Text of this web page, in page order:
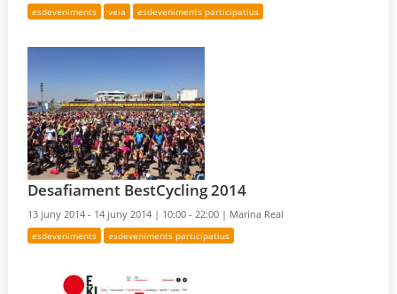
esdeveniments vela esdeveniments participatius
Desafiament BestCycling 2014
13 juny 2014 - 14 juny 2014 | 10:00 - 22:00 | Marina Real
esdeveniments esdeveniments participatius